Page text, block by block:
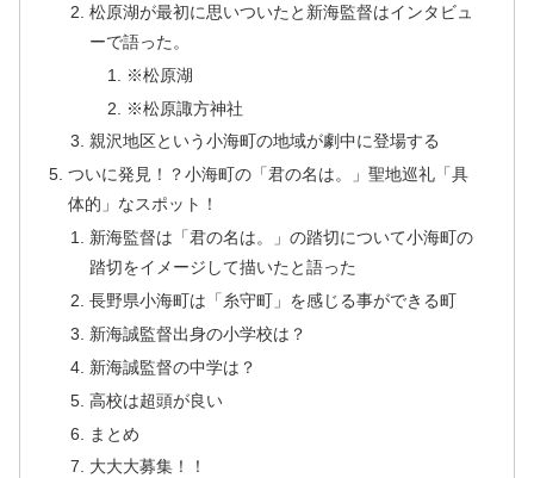
松原湖が最初に思いついたと新海監督はインタビュ
ーで語った。
※松原湖
※松原諏方神社
親沢地区という小海町の地域が劇中に登場する
ついに発見！？小海町の「君の名は。」聖地巡礼「具
体的」なスポット！
新海監督は「君の名は。」の踏切について小海町の
踏切をイメージして描いたと語った
長野県小海町は「糸守町」を感じる事ができる町
新海誠監督出身の小学校は？
新海誠監督の中学は？
高校は超頭が良い
まとめ
大大大募集！！